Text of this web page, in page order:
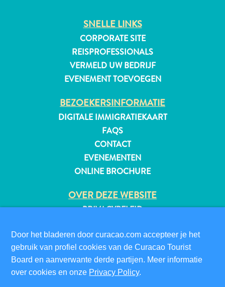
SNELLE LINKS
CORPORATE SITE
REISPROFESSIONALS
VERMELD UW BEDRIJF
EVENEMENT TOEVOEGEN
BEZOEKERSINFORMATIE
DIGITALE IMMIGRATIEKAART
FAQS
CONTACT
EVENEMENTEN
ONLINE BROCHURE
OVER DEZE WEBSITE
PRIVACYBELEID
VOLG ONS
Door het bladeren door curacao.com accepteer je het
gebruik van profiel cookies van de Curacao Tourist
Board en aanverwante derde partijen. Meer informatie
over cookies en onze Privacy Policy.